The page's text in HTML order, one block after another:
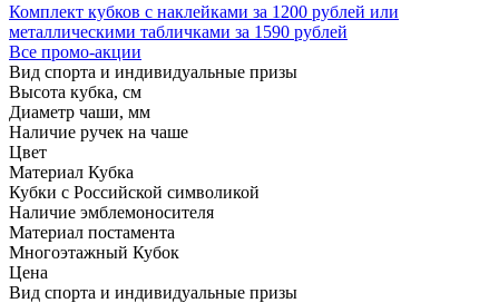
Комплект кубков с наклейками за 1200 рублей или
металлическими табличками за 1590 рублей
Все промо-акции
Вид спорта и индивидуальные призы
Высота кубка, см
Диаметр чаши, мм
Наличие ручек на чаше
Цвет
Материал Кубка
Кубки с Российской символикой
Наличие эмблемоносителя
Материал постамента
Многоэтажный Кубок
Цена
Вид спорта и индивидуальные призы